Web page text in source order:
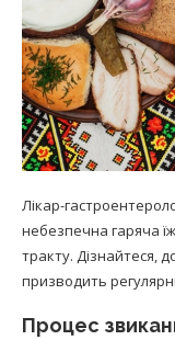
Лікар-
небезпечна гаряча
тракту. Дізнайтеся,
призводить
Процес